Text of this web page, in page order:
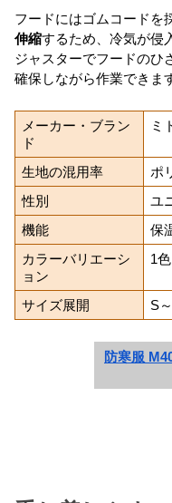
フードにはゴムコードを
伸縮するため、冷気が侵
ジャスターでフードのひ
確保しながら作業できま
メーカー・ブラン
ド
ミ
生地の混用率
ポ
性別
ユ
機能
保
カラーバリエーシ
ョン
1色
サイズ展開 S
防寒服